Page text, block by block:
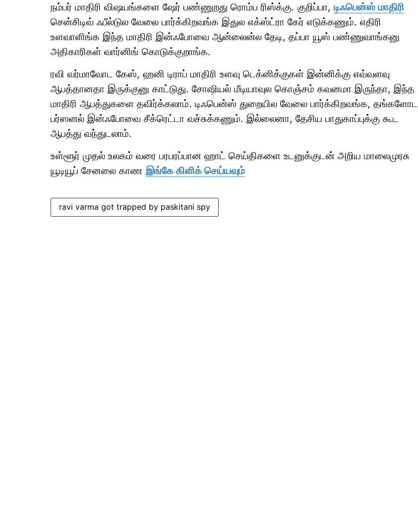
நம்பர் மாதிரி விஷயங்களை ஷேர் பண்ணுறது ரொம்ப ரிஸ்க்கு. குறிப்பா, டிஃபென்ஸ் மாதிரி
சென்சிடிவ் ஃபீல்டுல வேலை பார்க்கிறவங்க இதுல எக்ஸ்ட்ரா கேர் எடுக்கணும். எதிரி
உளவாளிங்க இந்த மாதிரி இன்ஃபோவை ஆன்லைன்ல தேடி, தப்பா யூஸ் பண்ணுவாங்கனு
அதிகாரிகள் வார்னிங் கொடுக்குறாங்க.
ரவி வர்மாவோட கேஸ், ஹனி டிராப் மாதிரி உளவு டெக்னிக்குகள் இன்னிக்கு எவ்வளவு
ஆபத்தானதா இருக்குனு காட்டுது. சோஷியல் மீடியாவுல கொஞ்சம் கவனமா இருந்தா, இந்த
மாதிரி ஆபத்துகளை தவிர்க்கலாம். டிஃபென்ஸ் துறையில வேலை பார்க்கிறவங்க, தங்களோட
பர்ஸனல் இன்ஃபோவை சீக்ரெட்டா வச்சுக்கணும். இல்லைனா, தேசிய பாதுகாப்புக்கு கூட
ஆபத்து வந்துடலாம்.
உள்ளூர் முதல் உலகம் வரை பரபரப்பான ஹாட் செய்திகளை உடனுக்குடன் அறிய மாலைமுரசு
யூடியூப் சேனலை காண இங்கே கிளிக் செய்யவும்
ravi varma got trapped by paskitani spy